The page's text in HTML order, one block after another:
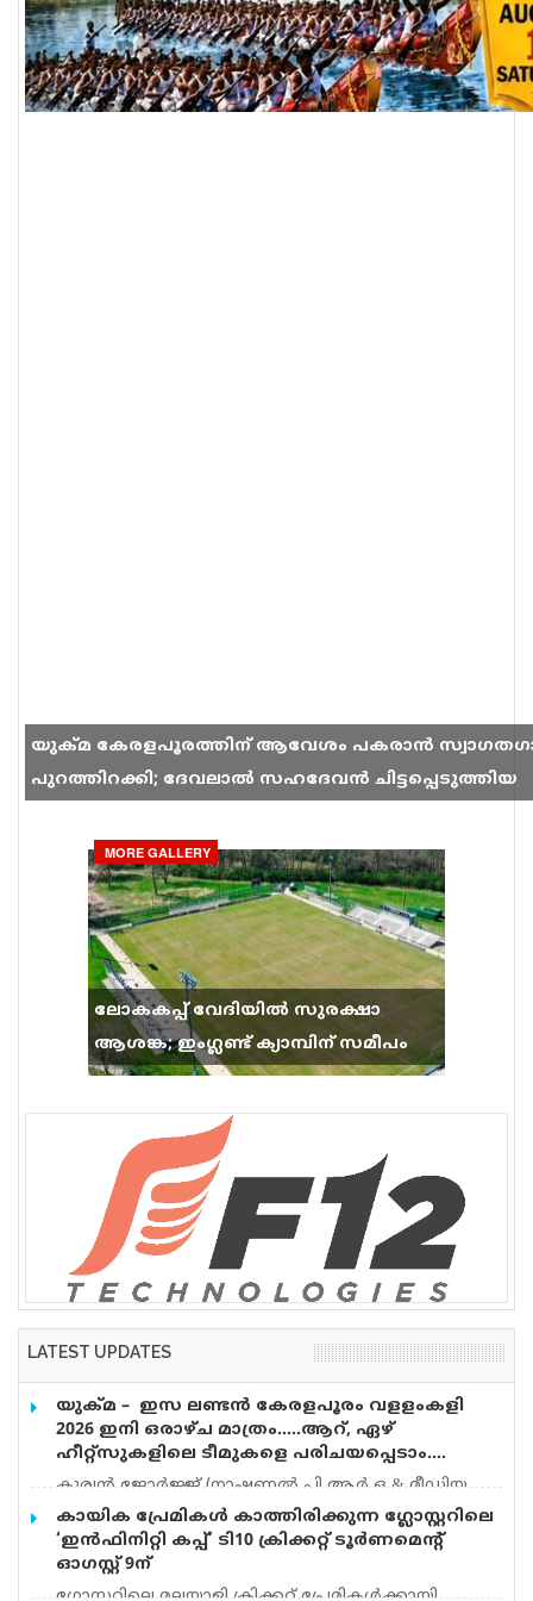
യുക്മ കേരളപൂരത്തിന് ആവേശം പകരാൻ
പുറത്തിറക്കി; ദേവലാൽ സഹദേവൻ ചിട്ടപ്പെടുത്തിയ
MORE GALLERY
ലോകകപ്പ് വേദിയിൽ സുരക്ഷാ
ആശങ്ക; ഇംഗ്ലണ്ട് ക്യാമ്പിന് സമീപം
വെടിവെപ്പ്, 9 പേർക്ക് പരിക്ക്
LATEST UPDATES
യുക്മ – ഇസ ലണ്ടൻ കേരളപൂരം വളളംകളി
2026 ഇനി ഒരാഴ്ച മാത്രം…..ആറ്, ഏഴ്
ഹീറ്റ്സുകളിലെ ടീമുകളെ പരിചയപ്പെടാം….
കുര്യൻ ജോർജ്ജ് (നാഷണൽ പി.ആർ.ഒ & മീഡിയ
കോർഡിനേറ്റർ) യുക്മ – ഇസ ലണ്ടൻ കേരളപൂരം
വളളംകളി 2026 ഓഗസ്റ്റ് 15 ന് റോഥർഹാമിലെ
മാൻവേഴ്സ് തടാകത്തിൽ അരങ്ങേറുവാൻ
ദിവസങ്ങൾ അടുത്ത് വരവെ അതിൻ്റെ ആവേശം
കായിക പ്രേമികള്‍ കാത്തിരിക്കുന്ന ഗ്ലോസ്റ്ററിലെ
‘ഇന്‍ഫിനിറ്റി കപ്പ്’ ടി10 ക്രിക്കറ്റ് ടൂര്‍ണമെന്റ്
ഓഗസ്റ്റ് 9ന്
ഗ്ലോസ്റ്ററിലെ മലയാളി ക്രിക്കറ്റ് പ്രേമികള്‍ക്കായി